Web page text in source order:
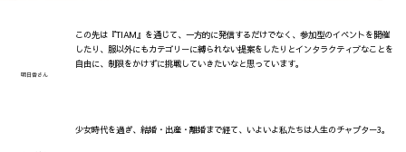
明日香さん
この先は『TIAM』を通じて、一方的に発信するだけでなく、参加型のイベントを開催
したり、服以外にもカテゴリーに縛られない提案をしたりとインタラクティブなことを
自由に、制限をかけずに挑戦していきたいなと思っています。
少女時代を過ぎ、結婚・出産・離婚まで経て、いよいよ私たちは人生のチャプター3。